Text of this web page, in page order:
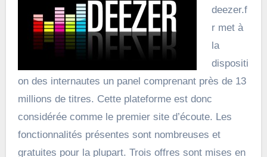
deezer.f
r met à
la
dispositi
on des internautes un panel comprenant près de 13
millions de titres. Cette plateforme est donc
considérée comme le premier site d’écoute. Les
fonctionnalités présentes sont nombreuses et
gratuites pour la plupart. Trois offres sont mises en